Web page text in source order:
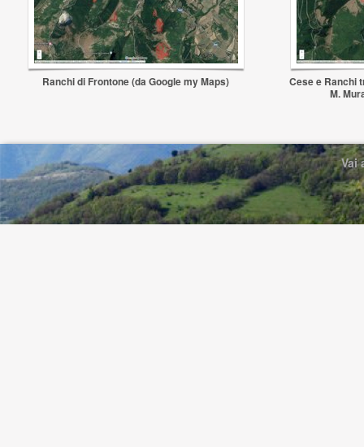
Ranchi di Frontone (da Google my Maps)
Cese e Ranchi
M.
Vai